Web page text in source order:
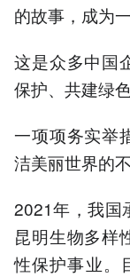
的故事，成为
这是众多中国
保护、共建绿
一项项务实举
洁美丽世界的
2021年，我国
昆明生物多样
性保护事业。